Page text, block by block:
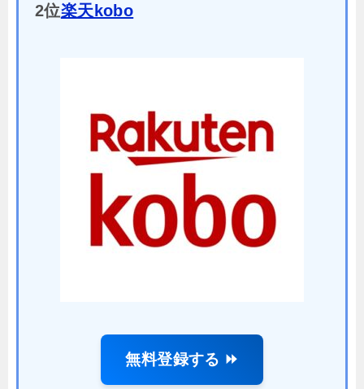
2位楽天kobo
無料登録する ⏩